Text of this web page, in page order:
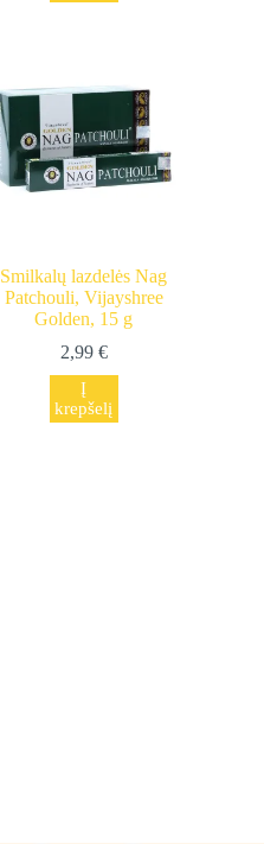
Smilkalų lazdelės Nag
Patchouli, Vijayshree
Golden, 15 g
2,99 €
Į
krepšelį